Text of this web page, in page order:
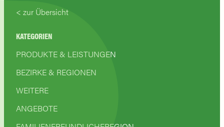
zur Übersicht
KATEGORIEN
PRODUKTE & LEISTUNGEN
BEZIRKE & REGIONEN
WEITERE
ANGEBOTE